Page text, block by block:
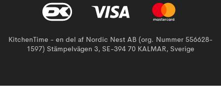
KitchenTime - en del af Nordic Nest AB (org. Nummer 556628-
1597) Stämpelvägen 3, SE-394 70 KALMAR, Sverige